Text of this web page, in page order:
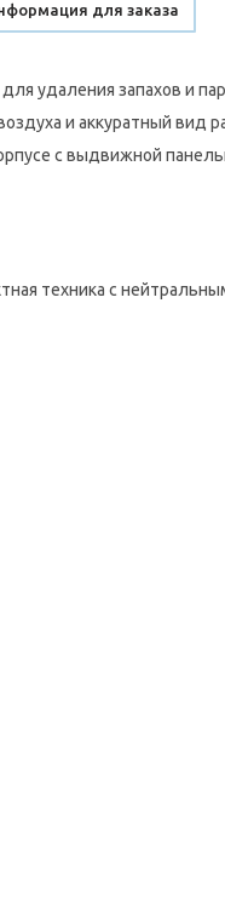
для заказа
удаления запахов и
и аккуратный вид
с выдвижной
техника с